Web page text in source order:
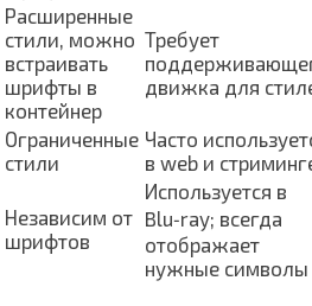
Расширенные
стили, можно
встраивать
шрифты в
контейнер
Требует
движка для
Ограниченные
стили
Часто
в web и
Независим от
шрифтов
Используется в
Blu‑ray; всегда
отображает
нужные символы